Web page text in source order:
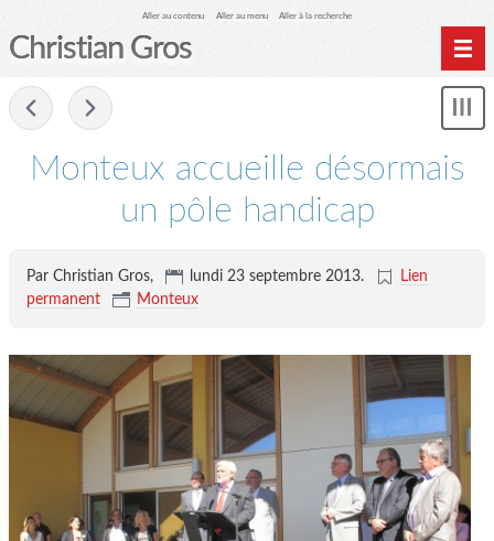
Aller au contenu Aller au menu Aller à la recherche
Christian Gros
Monteux accueille désormais
un pôle handicap
Par Christian Gros, lundi 23 septembre 2013.
Lien
permanent
Monteux